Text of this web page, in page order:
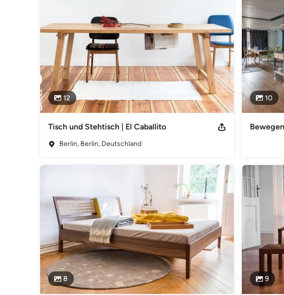
12
Tisch und Stehtisch | El Caballito
Berlin, Berlin, Deutschland
10
8 9